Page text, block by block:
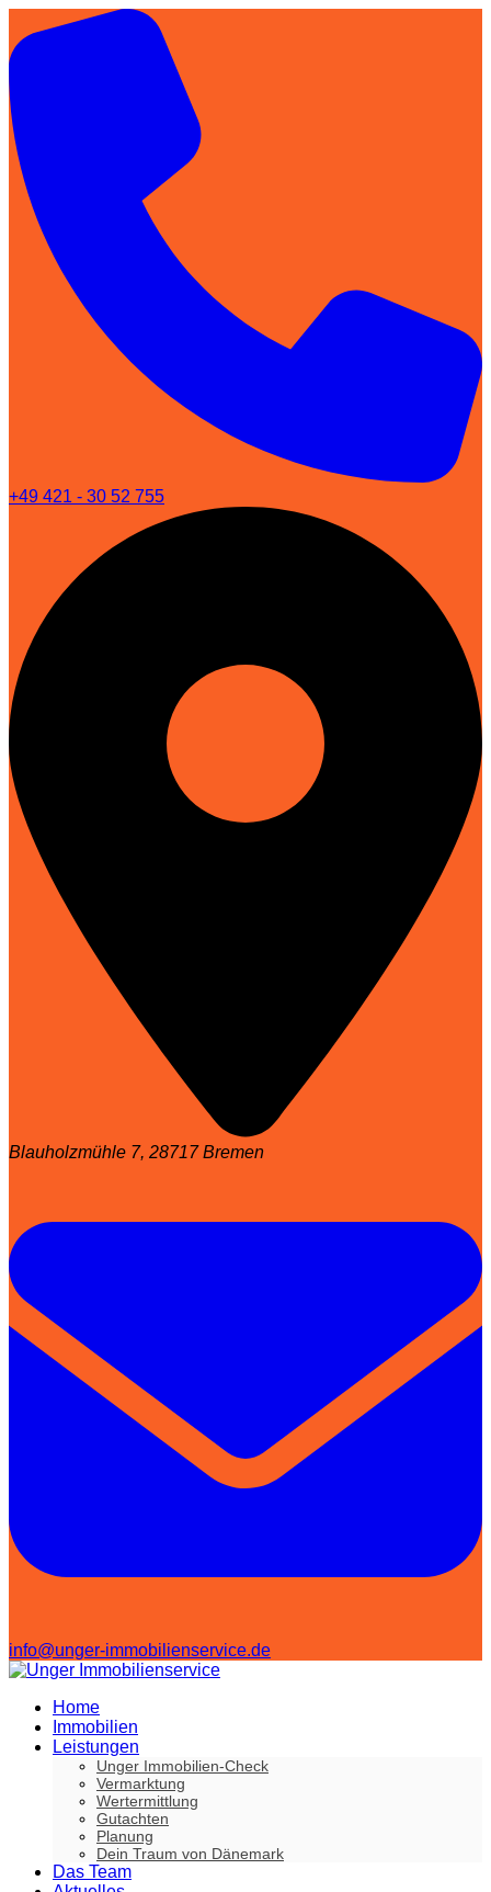
+49 421 - 30 52 755
Blauholzmühle 7, 28717 Bremen
info@unger-immobilienservice.de
Home
Immobilien
Leistungen
Unger Immobilien-Check
Vermarktung
Wertermittlung
Gutachten
Planung
Dein Traum von Dänemark
Das Team